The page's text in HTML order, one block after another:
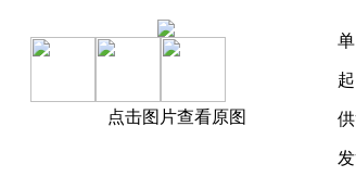
点击图片查看原图
单